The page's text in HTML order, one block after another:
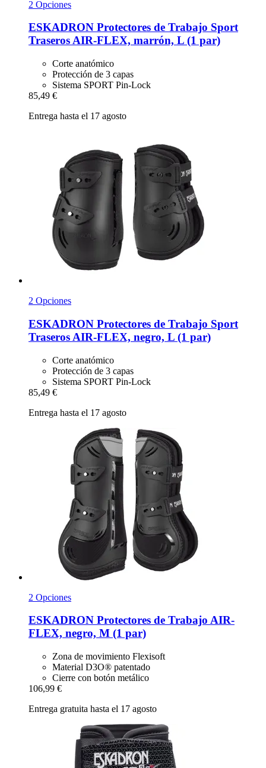
2 Opciones
ESKADRON Protectores de Trabajo Sport
Traseros AIR-​FLEX, marrón, L (1 par)
Corte anatómico
Protección de 3 capas
Sistema SPORT Pin-Lock
85,49 €
Entrega hasta el 17 agosto
2 Opciones
ESKADRON Protectores de Trabajo Sport
Traseros AIR-​FLEX, negro, L (1 par)
Corte anatómico
Protección de 3 capas
Sistema SPORT Pin-Lock
85,49 €
Entrega hasta el 17 agosto
2 Opciones
ESKADRON Protectores de Trabajo AIR-​
FLEX, negro, M (1 par)
Zona de movimiento Flexisoft
Material D3O® patentado
Cierre con botón metálico
106,99 €
Entrega gratuita hasta el 17 agosto